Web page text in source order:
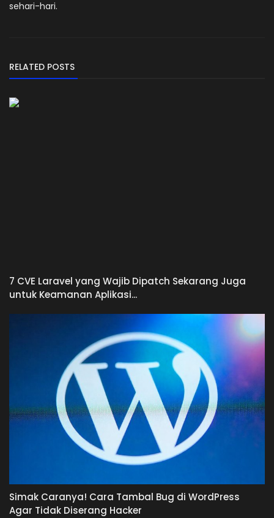
sehari-hari.
RELATED POSTS
7 CVE Laravel yang Wajib Dipatch Sekarang Juga
untuk Keamanan Aplikasi...
Simak Caranya! Cara Tambal Bug di WordPress
Agar Tidak Diserang Hacker